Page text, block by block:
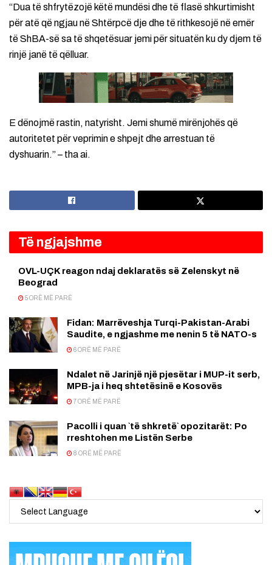
“Dua të shfrytëzojë këtë mundësi dhe të flasë shkurtimisht
për atë që ngjau në Shtërpcë dje dhe të rithkesojë në emër
të ShBA-së sa të shqetësuar jemi për situatën ku dy djem të
rinjë janë të qëlluar.
E dënojmë rastin, natyrisht. Jemi shumë mirënjohës që
autoritetet për veprimin e shpejt dhe arrestuan të
dyshuarin.” – tha ai.
Të ngjajshme
OVL-UÇK reagon ndaj deklaratës së Zelenskyt në
Beograd
5 ORË MË PARË
Fidan: Marrëveshja Turqi-Pakistan-Arabi
Saudite, e ngjashme me nenin 5 të NATO-s
6 ORË MË PARË
Ndalet në Jarinjë një pjesëtar i MUP-it serb,
MPB-ja i heq shtetësinë e Kosovës
7 ORË MË PARË
Pacolli i quan `të shkretë` opozitarët: Po
rreshtohen me Listën Serbe
8 ORË MË PARË